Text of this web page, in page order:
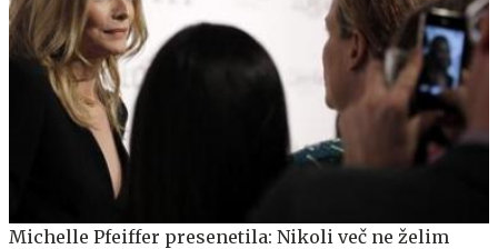
Michelle Pfeiffer presenetila: Nikoli več ne želim